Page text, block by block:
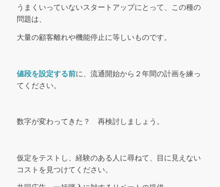
うまくいっていないスタートアップにとって、この種の
問題は、
大量の顧客離れや機能停止に等しいものです。
値段を設定する前に、流通開始から２年間の計画を練っ
てください。
数字が変わってきた？ 再検討しましょう。
仮定をテストし、経験のある人に尋ねて、目に見えない
コストを見つけてください。